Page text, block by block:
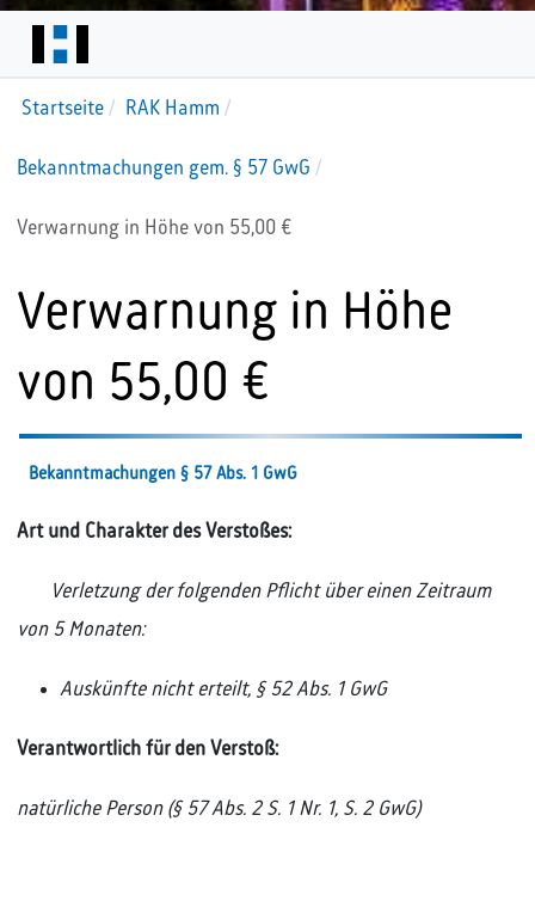
Startseite RAK Hamm
Bekanntmachungen gem. § 57 GwG
Verwarnung in Höhe von 55,00 €
Verwarnung in Höhe
von 55,00 €
Bekanntmachungen § 57 Abs. 1 GwG
Art und Charakter des Verstoßes:
Verletzung der folgenden Pflicht über einen Zeitraum
von 5 Monaten:
Auskünfte nicht erteilt, § 52 Abs. 1 GwG
Verantwortlich für den Verstoß:
natürliche Person (§ 57 Abs. 2 S. 1 Nr. 1, S. 2 GwG)